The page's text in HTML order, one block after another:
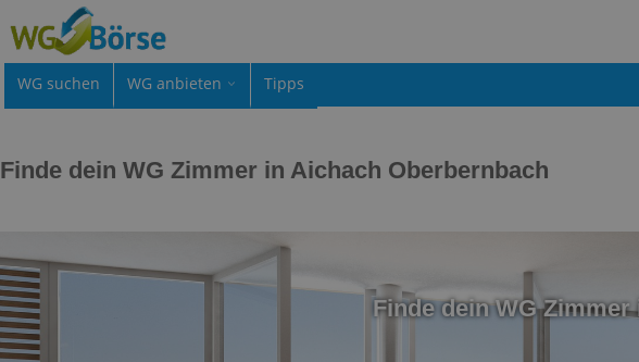
WG suchen WG anbieten Tipps
Finde dein WG Zimmer in Aichach Oberbernbach
Finde dein WG Zimmer